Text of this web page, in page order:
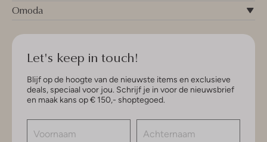
Omoda
Let's keep in touch!
Blijf op de hoogte van de nieuwste items en exclusieve
deals, speciaal voor jou. Schrijf je in voor de nieuwsbrief
en maak kans op € 150,- shoptegoed.